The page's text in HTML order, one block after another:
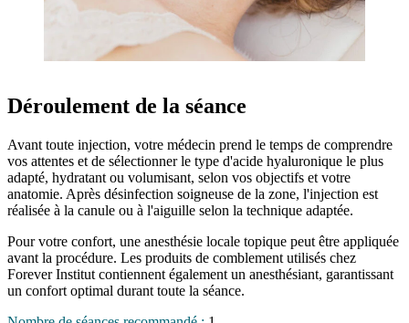
Déroulement de la séance
Avant toute injection, votre médecin prend le temps de comprendre
vos attentes et de sélectionner le type d'acide hyaluronique le plus
adapté, hydratant ou volumisant, selon vos objectifs et votre
anatomie. Après désinfection soigneuse de la zone, l'injection est
réalisée à la canule ou à l'aiguille selon la technique adaptée.
Pour votre confort, une anesthésie locale topique peut être appliquée
avant la procédure. Les produits de comblement utilisés chez
Forever Institut contiennent également un anesthésiant, garantissant
un confort optimal durant toute la séance.